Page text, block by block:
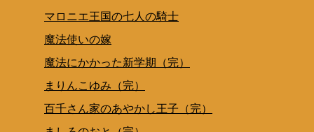
マロニエ王国の七人の騎士
魔法使いの嫁
魔法にかかった新学期（完）
まりんこゆみ（完）
百千さん家のあやかし王子（完）